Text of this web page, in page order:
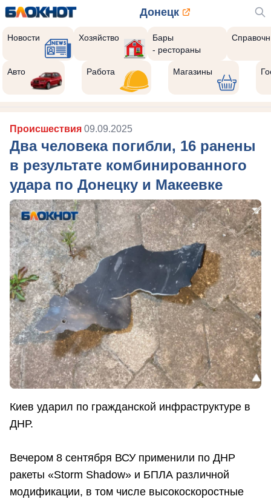
Донецк
Новости Хозяйство
Бары
- рестораны
Авто Работа Магазины
Происшествия 09.09.2025
Два человека погибли, 16 ранены
в результате комбинированного
удара по Донецку и Макеевке
Киев ударил по гражданской инфраструктуре в
ДНР.
Вечером 8 сентября ВСУ применили по ДНР
ракеты «Storm Shadow» и БПЛА различной
модификации, в том числе высокоскоростные